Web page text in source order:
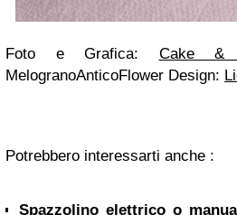
Foto e Grafica: Cake &
MelogranoAnticoFlower Design:
Potrebbero interessarti anche :
Spazzolino elettrico o